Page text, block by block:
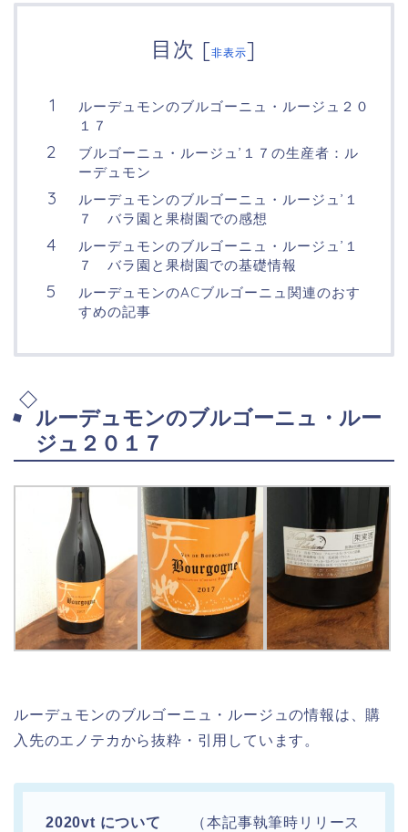
目次 [非表示]
ルーデュモンのブルゴーニュ・ルージュ２０
１７
ブルゴーニュ・ルージュ’１７の生産者：ル
ーデュモン
ルーデュモンのブルゴーニュ・ルージュ’１
７ バラ園と果樹園での感想
ルーデュモンのブルゴーニュ・ルージュ’１
７ バラ園と果樹園での基礎情報
ルーデュモンのACブルゴーニュ関連のおす
すめの記事
ルーデュモンのブルゴーニュ・ルー
ジュ２０１７
ルーデュモンのブルゴーニュ・ルージュの情報は、購
入先のエノテカから抜粋・引用しています。
2020vt について
（本記事執筆時リリース